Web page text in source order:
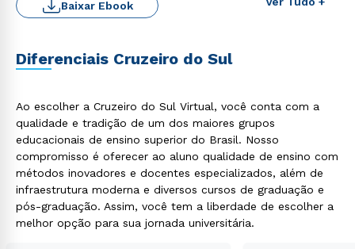
Baixar Ebook
Diferenciais Cruzeiro do Sul
Ao escolher a Cruzeiro do Sul Virtual, você conta com a
qualidade e tradição de um dos maiores grupos
educacionais de ensino superior do Brasil. Nosso
compromisso é oferecer ao aluno qualidade de ensino com
métodos inovadores e docentes especializados, além de
infraestrutura moderna e diversos cursos de graduação e
pós-graduação. Assim, você tem a liberdade de escolher a
melhor opção para sua jornada universitária.
Rápido e fácil
WhatsApp
ou